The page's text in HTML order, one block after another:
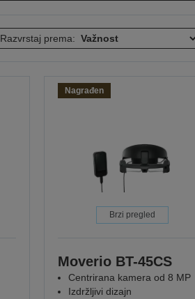
Razvrstaj prema:
Nagrađen
Brzi pregled
Moverio BT-45CS
Centrirana kamera od 8 MP
Izdržljivi dizajn